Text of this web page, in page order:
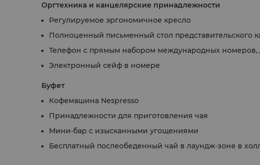
Оргтехника и канцелярские принадлежности
Регулируемое эргономичное кресло
Полноценный письменный стол представительского
Телефон с прямым набором международных номеров,
Электронный сейф в номере
Буфет
Кофемашина Nespresso
Принадлежности для приготовления чая
Мини-бар с изысканными угощениями
Бесплатный послеобеденный чай в лаундж-зоне в